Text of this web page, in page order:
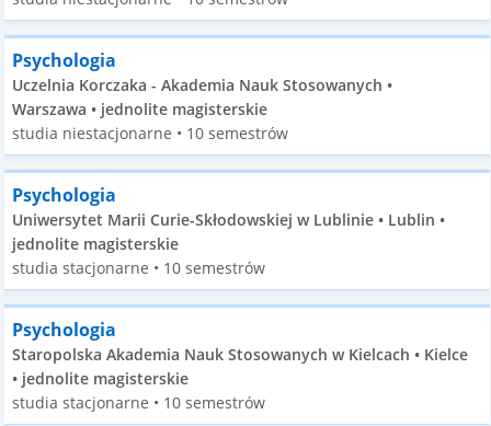
Psychologia
Uczelnia Korczaka - Akademia Nauk Stosowanych •
Warszawa • jednolite magisterskie
studia niestacjonarne • 10 semestrów
Psychologia
Uniwersytet Marii Curie-Skłodowskiej w Lublinie • Lublin •
jednolite magisterskie
studia stacjonarne • 10 semestrów
Psychologia
Staropolska Akademia Nauk Stosowanych w Kielcach • Kielce
• jednolite magisterskie
studia stacjonarne • 10 semestrów